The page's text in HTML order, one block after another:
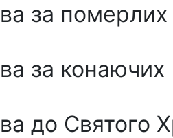
за
за конаючих
до Святого